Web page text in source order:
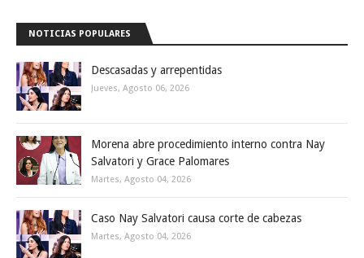
NOTICIAS POPULARES
Descasadas y arrepentidas
Jueves, Agosto 06, 2026
Morena abre procedimiento interno contra Nay
Salvatori y Grace Palomares
Martes, Agosto 04, 2026
Caso Nay Salvatori causa corte de cabezas
Martes, Agosto 04, 2026